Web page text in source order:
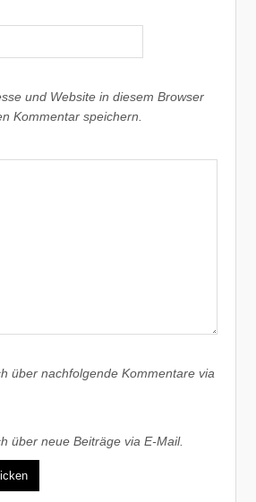
und Website in diesem Browser
Kommentar speichern.
über nachfolgende Kommentare via
über neue Beiträge via E-Mail.